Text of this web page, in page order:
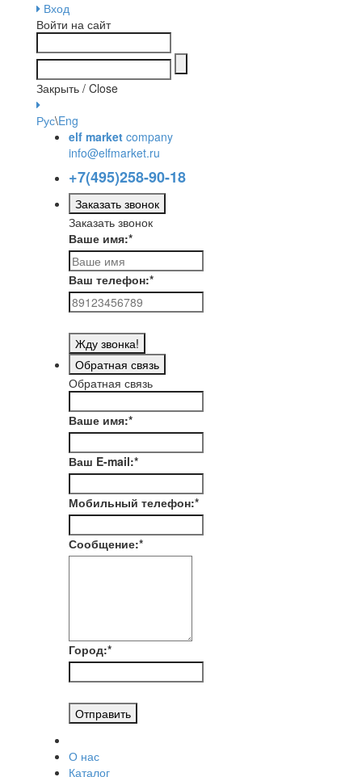
Вход
Войти на сайт
Закрыть / Close
Рус\Eng
elf market company
info@elfmarket.ru
+7(495)258-90-18
Заказать звонок
Заказать звонок
Ваше имя:*
Ваш телефон:*
Жду звонка!
Обратная связь
Обратная связь
Ваше имя:*
Ваш E-mail:*
Мобильный телефон:*
Сообщение:*
Город:*
Отправить
О нас
Каталог